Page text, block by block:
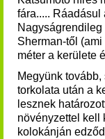
fára..... Ráadásul
Nagyságrendileg
Sherman-től
méter a kerülete
Megyünk
torkolata után a
lesznek
növényzettel kell
kolokánján